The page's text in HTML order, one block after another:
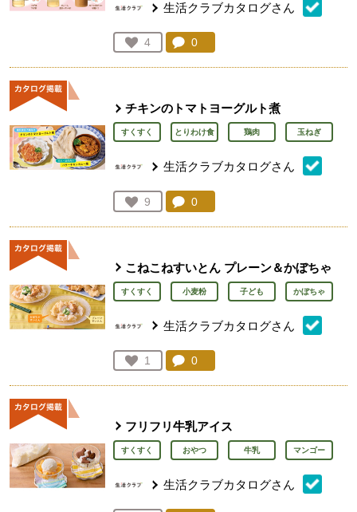
生活クラブカタログさん
お気に入り登録：
4
人が登録
コメント：
0
チキンのトマトヨーグルト煮
すくすく とりわけ食 鶏肉 玉ねぎ
生活クラブカタログさん
お気に入り登録：
9
人が登録
コメント：
0
こねこねすいとん プレーン＆かぼちゃ
すくすく 小麦粉 子ども かぼちゃ
生活クラブカタログさん
お気に入り登録：
1
人が登録
コメント：
0
フリフリ牛乳アイス
すくすく おやつ 牛乳 マンゴー
生活クラブカタログさん